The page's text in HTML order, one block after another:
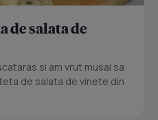
de salata de
si am vrut musai sa
de salata de vinete din